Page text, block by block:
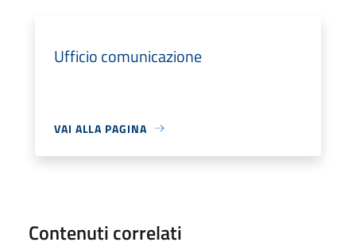
Ufficio comunicazione
VAI ALLA PAGINA
Contenuti correlati